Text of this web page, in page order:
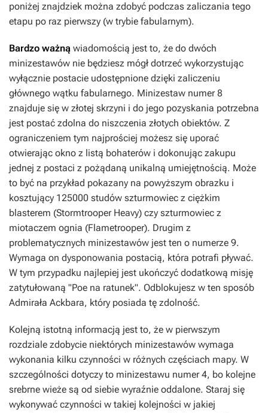
poniżej znajdziek można zdobyć podczas zaliczania tego
etapu po raz pierwszy (w trybie fabularnym).
Bardzo ważną wiadomością jest to, że do dwóch
minizestawów nie będziesz mógł dotrzeć wykorzystując
wyłącznie postacie udostępnione dzięki zaliczeniu
głównego wątku fabularnego. Minizestaw numer 8
znajduje się w złotej skrzyni i do jego pozyskania potrzebna
jest postać zdolna do niszczenia złotych obiektów. Z
ograniczeniem tym najprościej możesz się uporać
otwierając okno z listą bohaterów i dokonując zakupu
jednej z postaci z pożądaną unikalną umiejętnością. Może
to być na przykład pokazany na powyższym obrazku i
kosztujący 125000 studów szturmowiec z ciężkim
blasterem (Stormtrooper Heavy) czy szturmowiec z
miotaczem ognia (Flametrooper). Drugim z
problematycznych minizestawów jest ten o numerze 9.
Wymaga on dysponowania postacią, która potrafi pływać.
W tym przypadku najlepiej jest ukończyć dodatkową misję
zatytułowaną "Poe na ratunek". Odblokujesz w ten sposób
Admirała Ackbara, który posiada tę zdolność.
Kolejną istotną informacją jest to, że w pierwszym
rozdziale zdobycie niektórych minizestawów wymaga
wykonania kilku czynności w różnych częściach mapy. W
szczególności dotyczy to minizestawu numer 4, bo kolejne
srebrne wieże są od siebie wyraźnie oddalone. Staraj się
wykonywać czynności w takiej kolejności w jakiej